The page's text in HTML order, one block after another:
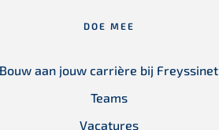
DOE MEE
Bouw aan jouw carrière bij Freyssinet
Teams
Vacatures